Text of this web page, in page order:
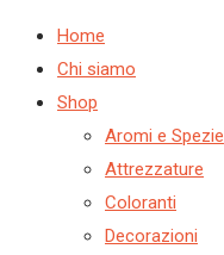
Home
Chi siamo
Shop
Aromi e Spezie
Attrezzature
Coloranti
Decorazioni